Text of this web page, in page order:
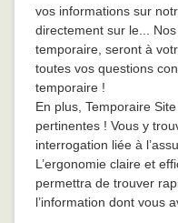
vos informations sur
directement sur le...
temporaire, seront à
toutes vos questions
temporaire !
En plus, Temporaire
pertinentes ! Vous y
interrogation liée à
L’ergonomie claire et
permettra de trouver
l’information dont vous